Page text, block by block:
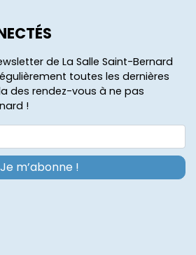
de La Salle Saint-Bernard
toutes les dernières
des rendez-vous à ne pas
!